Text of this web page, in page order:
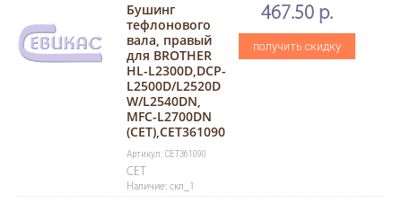
Бушинг
тефлонового
вала, правый
для BROTHER
HL-L2300D,DCP-
L2500D/L2520D
W/L2540DN,
MFC-L2700DN
(CET),CET361090
Артикул: CET361090
CET
Наличие: скл_1
467.50 р.
получить скидку